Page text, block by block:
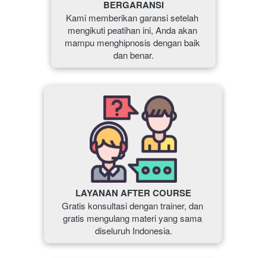
BERGARANSI
Kami memberikan garansi setelah
mengikuti peatihan ini, Anda akan
mampu menghipnosis dengan baik
dan benar.
LAYANAN AFTER COURSE
Gratis konsultasi dengan trainer, dan
gratis mengulang materi yang sama
diseluruh Indonesia.